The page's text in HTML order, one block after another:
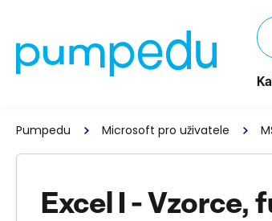
Pumpedu Microsoft pro uživatele
Excel I - Vzorce,